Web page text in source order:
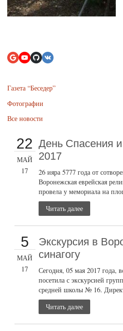
Газета “Беседер”
Фотографии
Все новости
22
МАЙ
17
День Спасения
2017
26 ияра 5777 года от
Воронежская еврейская
провела у мемориала на
Читать далее
5
МАЙ
17
Экскурсия в
синагогу
Сегодня, 05 мая 2017 года,
посетила с экскурсией
средней школы № 16.
Читать далее